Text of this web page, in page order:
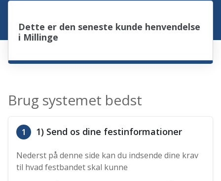
Dette er den seneste kunde henvendelse
i Millinge
Brug systemet bedst
1 1) Send os dine festinformationer
Nederst på denne side kan du indsende dine krav
til hvad festbandet skal kunne